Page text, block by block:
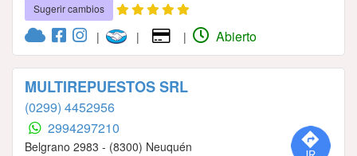
Sugerir cambios
| | | Abierto
MULTIREPUESTOS SRL
(0299) 4452956
2994297210
Belgrano 2983 - (8300) Neuquén